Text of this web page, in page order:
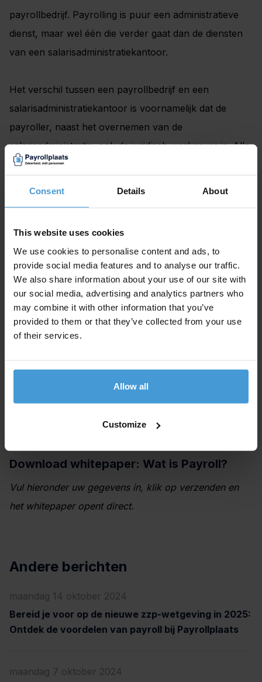
Consent Details About
This website uses cookies
We use cookies to personalise content and ads, to
provide social media features and to analyse our traffic.
We also share information about your use of our site with
our social media, advertising and analytics partners who
may combine it with other information that you’ve
provided to them or that they’ve collected from your use
of their services.
Allow all
Customize
payrollbedrijf. Payrolling is puur een administratieve
dienst, maar wel één die verder gaat dan de diensten
van een salarisadministratiekantoor.
Het verschil tussen een payrollbedrijf en een
salarisadministratiekantoor is voornamelijk dat de
payroller, naast het overnemen van de
salarisadministratie, ook de juridisch werkgever is. Alle
verplichtingen omtrent het opvolgen van de wet- en
grote mate van flexibiliteit aan in
arbeidsovereenkomsten, precies zoals een
uitzendbureau dit ook kan. Dit kan een
salarisadministratiekantoor niet bieden omdat hier de
werknemers niet op de eigen loonlijst staan.
van payrolling. Hierin gaan we onder andere in op
de voor- en nadelen van het uitbesteden van de
salarisadministratie en geven we u tips waar u op
moet letten bij het inzetten van payrolling.
Download whitepaper: Wat is Payroll?
Vul hieronder uw gegevens in, klik op verzenden en
het whitepaper opent direct.
Andere berichten
maandag 14 oktober 2024
Bereid je voor op de nieuwe zzp-wetgeving in 2025:
Ontdek de voordelen van payroll bij Payrollplaats
maandag 7 oktober 2024